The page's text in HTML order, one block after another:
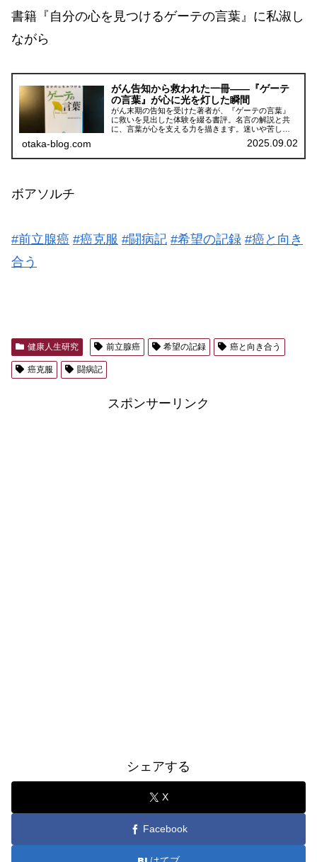
書籍『自分の心を見つけるゲーテの言葉』に私淑し
ながら
がん告知から救われた一冊――『ゲーテ
の言葉』が心に光を灯した瞬間
がん末期の告知を受けた著者が、『ゲーテの言葉』
に救いを見出した体験を綴る書評。名言の解説と共
に、言葉が心を支える力を描きます。迷いや苦しみ
を抱える方に読んでほしい心の灯火の記録。
otaka-blog.com 2025.09.02
ボアソルチ
#前立腺癌 #癌克服 #闘病記 #希望の記録 #癌と向き
合う
健康人生研究 前立腺癌 希望の記録 癌と向き合う
癌克服 闘病記
スポンサーリンク
シェアする
X
Facebook